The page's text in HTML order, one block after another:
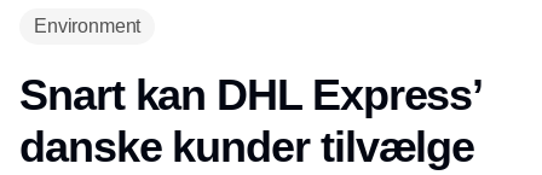
Environment
Snart kan DHL Express’
danske kunder tilvælge